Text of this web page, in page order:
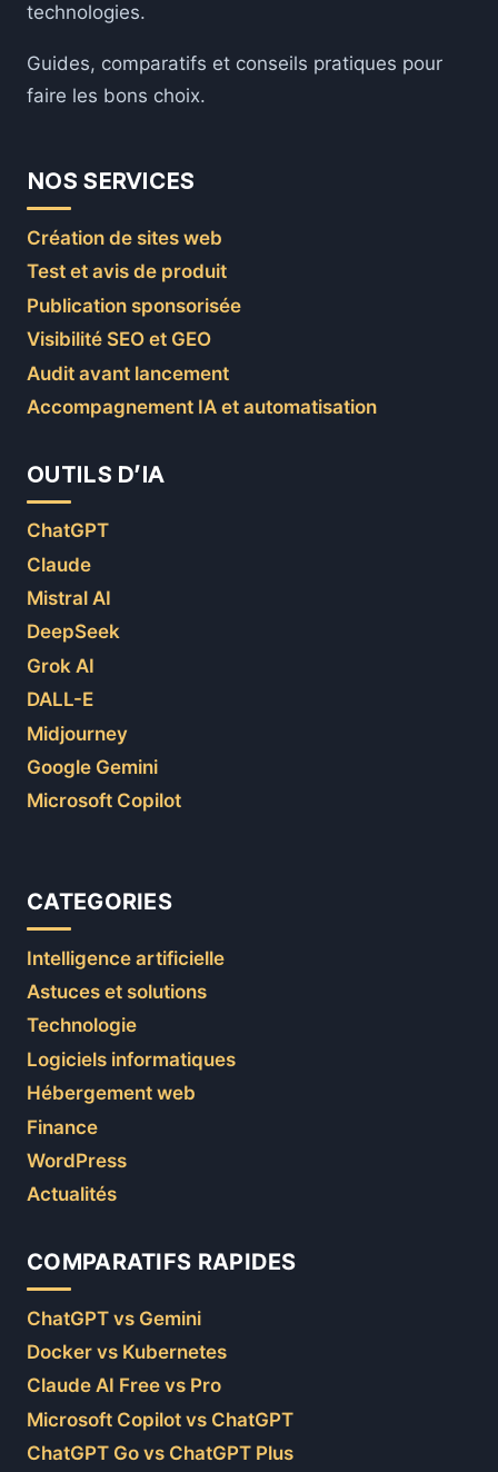
technologies.
Guides, comparatifs et conseils pratiques pour
faire les bons choix.
NOS SERVICES
Création de sites web
Test et avis de produit
Publication sponsorisée
Visibilité SEO et GEO
Audit avant lancement
Accompagnement IA et automatisation
OUTILS D’IA
ChatGPT
Claude
Mistral AI
DeepSeek
Grok AI
DALL-E
Midjourney
Google Gemini
Microsoft Copilot
CATEGORIES
Intelligence artificielle
Astuces et solutions
Technologie
Logiciels informatiques
Hébergement web
Finance
WordPress
Actualités
COMPARATIFS RAPIDES
ChatGPT vs Gemini
Docker vs Kubernetes
Claude AI Free vs Pro
Microsoft Copilot vs ChatGPT
ChatGPT Go vs ChatGPT Plus